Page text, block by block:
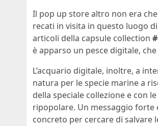
Il pop up store altro non era
recati in visita in questo luogo
articoli della capsule collection
è apparso un pesce digitale,
L’acquario digitale, inoltre, a
natura per le specie marine a
della speciale collezione e con
ripopolare. Un messaggio forte
concreto per cercare di salvare